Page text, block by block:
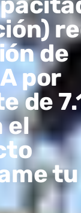
de
por
de
el
tu